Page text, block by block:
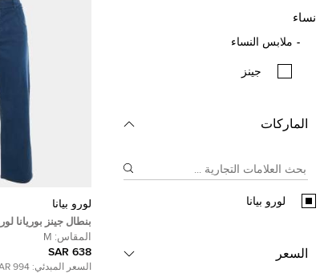
نساء
ملابس النساء
جينز
الماركات
لورو بيانا
السعر
لورو بيانا
بنطال جينز بوريانا
مستقيمة مقاس وسط 32 بوصة
المقاس: M
638 SAR
السعر المبدئي: 994 SAR